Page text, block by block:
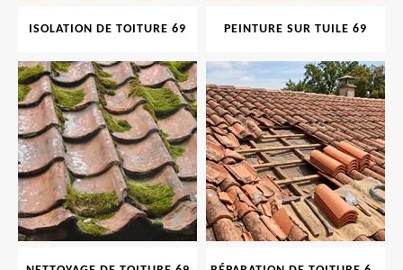
ISOLATION DE TOITURE 69 PEINTURE SUR TUILE 69